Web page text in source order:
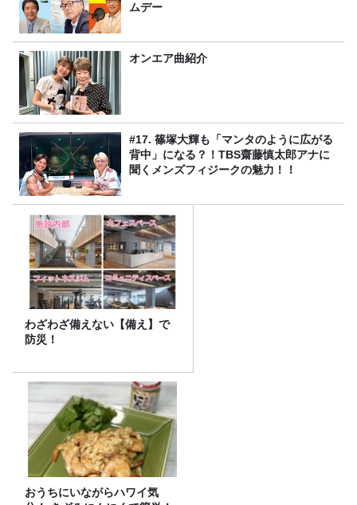
ムデー
オンエア曲紹介
#17. 篠塚大輝も「マンタのように広がる
背中」になる？！TBS齋藤慎太郎アナに
聞くメンズフィジークの魅力！！
わざわざ備えない【備え】で
防災！
おうちにいながらハワイ気